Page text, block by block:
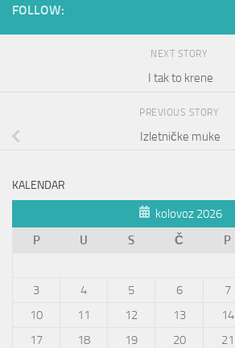
FOLLOW:
NEXT STORY
I tak to krene
PREVIOUS STORY
Izletničke muke
KALENDAR
kolovoz 2026
P
U S Č P
3
4 5 6 7
10
11 12 13 14
17
18 19 20 21